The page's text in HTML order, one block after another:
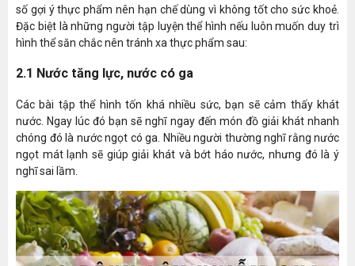
số gợi ý thực phẩm nên hạn chế dùng vì không tốt cho sức khoẻ.
Đặc biệt là những người tập luyện thể hình nếu luôn muốn duy trì
hình thể săn chắc nên tránh xa thực phẩm sau:
2.1 Nước tăng lực, nước có ga
Các bài tập thể hình tốn khá nhiều sức, bạn sẽ cảm thấy khát
nước. Ngay lúc đó bạn sẽ nghĩ ngay đến món đồ giải khát nhanh
chóng đó là nước ngọt có ga. Nhiều người thường nghĩ rằng nước
ngọt mát lạnh sẽ giúp giải khát và bớt háo nước, nhưng đó là ý
nghĩ sai lầm.